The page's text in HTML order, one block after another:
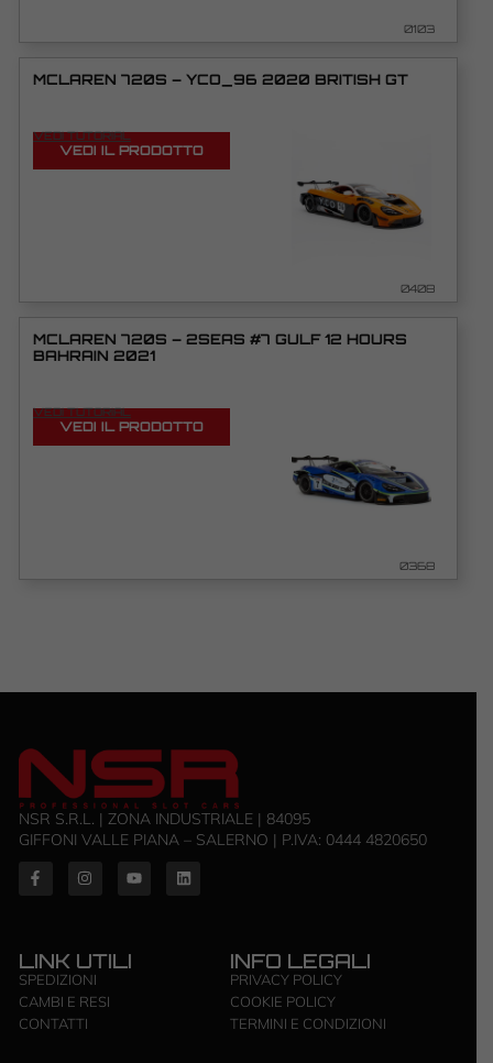
0103
MCLAREN 720S – YCO_96 2020 BRITISH GT
VEDI TUTORIAL
VEDI IL PRODOTTO
0408
MCLAREN 720S – 2SEAS #7 GULF 12 HOURS
BAHRAIN 2021
VEDI TUTORIAL
VEDI IL PRODOTTO
0368
NSR S.R.L. | ZONA INDUSTRIALE | 84095
GIFFONI VALLE PIANA – SALERNO | P.IVA: ‭0444 4820650‬
LINK UTILI
SPEDIZIONI
CAMBI E RESI
CONTATTI
INFO LEGALI
PRIVACY POLICY
COOKIE POLICY
TERMINI E CONDIZIONI